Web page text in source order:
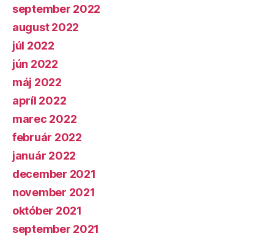
september 2022
august 2022
júl 2022
jún 2022
máj 2022
apríl 2022
marec 2022
február 2022
január 2022
december 2021
november 2021
október 2021
september 2021